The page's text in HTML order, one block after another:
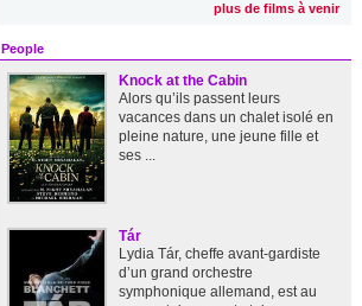
plus de films à venir
People
Knock at the Cabin
Alors qu’ils passent leurs
vacances dans un chalet isolé en
pleine nature, une jeune fille et
ses ...
Tár
Lydia Tár, cheffe avant-gardiste
d’un grand orchestre
symphonique allemand, est au